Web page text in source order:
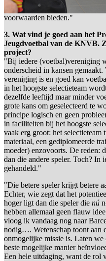
voorwaarden bieden."
3. Wat vind je goed aan het
Jeugdvoetbal van de KNVB.
project?
"Bij iedere (voetbal)vereniging
onderscheid in kansen
vereniging is en goed kan
in het hoogste selectieteam
dezelfde leeftijd maar minder
grote kans om geselecteerd te
principe logisch en geen
in faciliteiten bij het hoogste
vaak erg groot: het selectieteam
materiaal, een gediplomeerde
moeder) enzovoorts. De reden:
dan die andere speler. Toch?
gehandeld."
"Die betere speler krijgt betere
Echter, wie zegt dat het
hoger ligt dan die speler die nú
hebben allemaal geen flauw
vloog ik vandaag nog naar
nodig…. Wetenschap toont aan
onmogelijke missie is. Laten
beste mogelijke manier
Een hele uitdaging, want de rol